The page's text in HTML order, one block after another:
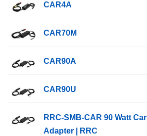
CAR4A
CAR70M
CAR90A
CAR90U
RRC-SMB-CAR 90 Watt Car
Adapter | RRC